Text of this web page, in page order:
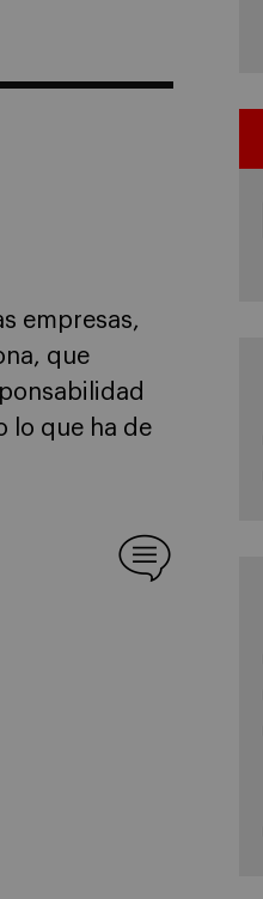
empresas,
que
lo que ha de